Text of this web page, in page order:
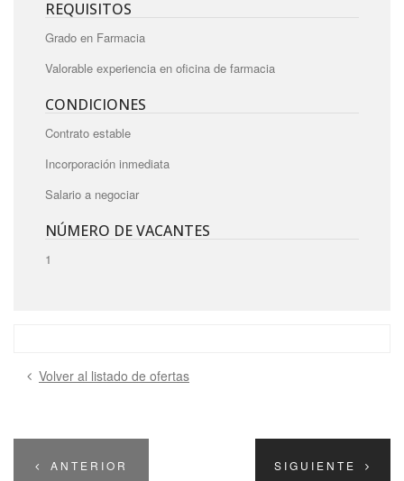
REQUISITOS
Grado en Farmacia
Valorable experiencia en oficina de farmacia
CONDICIONES
Contrato estable
Incorporación inmediata
Salario a negociar
NÚMERO DE VACANTES
1
Volver al listado de ofertas
ANTERIOR SIGUIENTE